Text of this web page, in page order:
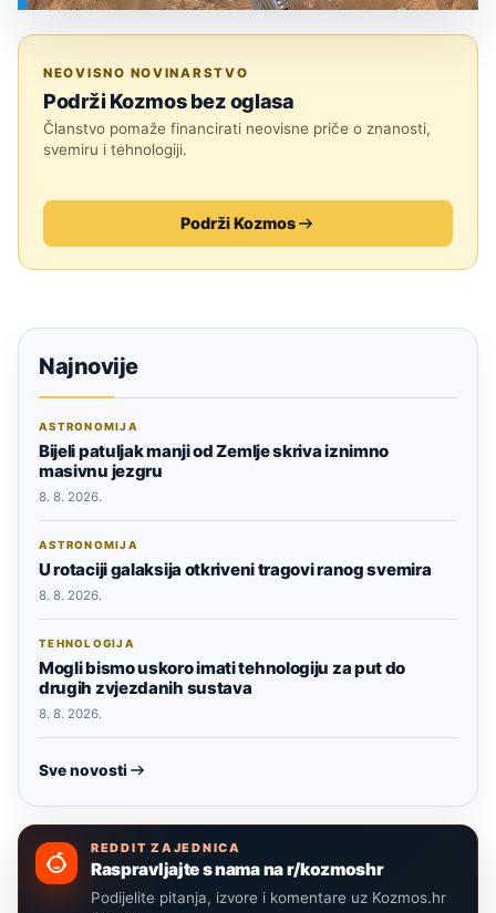
NEOVISNO NOVINARSTVO
Podrži Kozmos bez oglasa
Članstvo pomaže financirati neovisne priče o znanosti,
svemiru i tehnologiji.
Podrži Kozmos
Najnovije
ASTRONOMIJA
Bijeli patuljak manji od Zemlje skriva iznimno
masivnu jezgru
8. 8. 2026.
ASTRONOMIJA
U rotaciji galaksija otkriveni tragovi ranog svemira
8. 8. 2026.
TEHNOLOGIJA
Mogli bismo uskoro imati tehnologiju za put do
drugih zvjezdanih sustava
8. 8. 2026.
Sve novosti
REDDIT ZAJEDNICA
Raspravljajte s nama na r/kozmoshr
Podijelite pitanja, izvore i komentare uz Kozmos.hr